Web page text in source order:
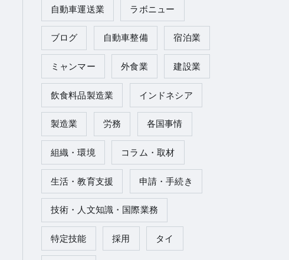
自動車運送業 ラボニュー
ブログ 自動車整備 宿泊業
ミャンマー 外食業 建設業
飲食料品製造業 インドネシア
製造業 労務 各国事情
組織・環境 コラム・取材
生活・教育支援 申請・手続き
技術・人文知識・国際業務
特定技能 採用 タイ